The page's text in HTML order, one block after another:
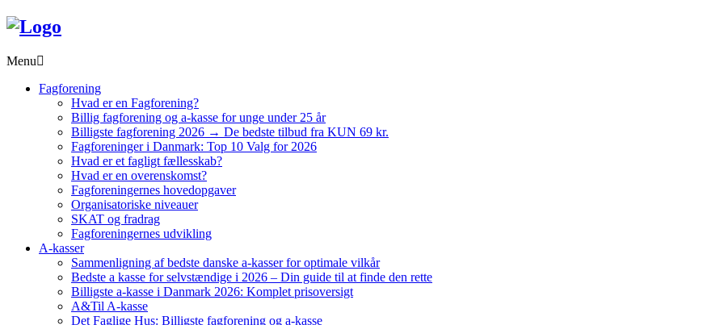
Menu
Fagforening
Hvad er en Fagforening?
Billig fagforening og a-kasse for unge under 25 år
Billigste fagforening 2026 → De bedste tilbud fra KUN 69 kr.
Fagforeninger i Danmark: Top 10 Valg for 2026
Hvad er et fagligt fællesskab?
Hvad er en overenskomst?
Fagforeningernes hovedopgaver
Organisatoriske niveauer
SKAT og fradrag
Fagforeningernes udvikling
A-kasser
Sammenligning af bedste danske a-kasser for optimale vilkår
Bedste a kasse for selvstændige i 2026 – Din guide til at finde den rette
Billigste a-kasse i Danmark 2026: Komplet prisoversigt
A&Til A-kasse
Det Faglige Hus: Billigste fagforening og a-kasse